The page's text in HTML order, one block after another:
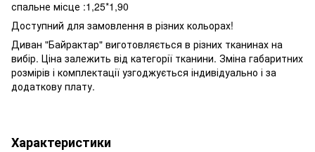
спальне місце :1,25*1,90
Доступний для замовлення в різних кольорах!
Диван "Байрактар" виготовляється в різних тканинах на
вибір. Ціна залежить від категорії тканини. Зміна габаритних
розмірів і комплектації узгоджується індивідуально і за
додаткову плату.
Характеристики